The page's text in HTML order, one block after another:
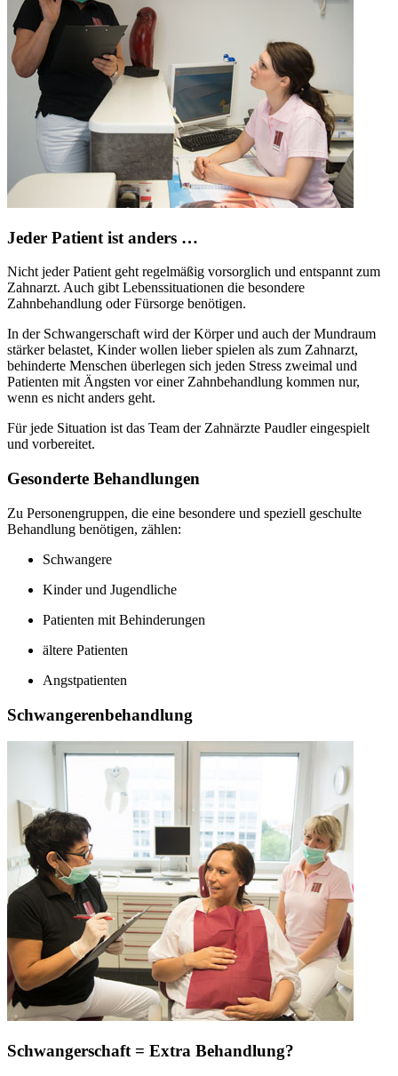
Jeder Patient ist anders …
Nicht jeder Patient geht regelmäßig vorsorglich und entspannt zum
Zahnarzt. Auch gibt Lebenssituationen die besondere
Zahnbehandlung oder Fürsorge benötigen.
In der Schwangerschaft wird der Körper und auch der Mundraum
stärker belastet, Kinder wollen lieber spielen als zum Zahnarzt,
behinderte Menschen überlegen sich jeden Stress zweimal und
Patienten mit Ängsten vor einer Zahnbehandlung kommen nur,
wenn es nicht anders geht.
Für jede Situation ist das Team der Zahnärzte Paudler eingespielt
und vorbereitet.
Gesonderte Behandlungen
Zu Personengruppen, die eine besondere und speziell geschulte
Behandlung benötigen, zählen:
Schwangere
Kinder und Jugendliche
Patienten mit Behinderungen
ältere Patienten
Angstpatienten
Schwangerenbehandlung
Schwangerschaft = Extra Behandlung?